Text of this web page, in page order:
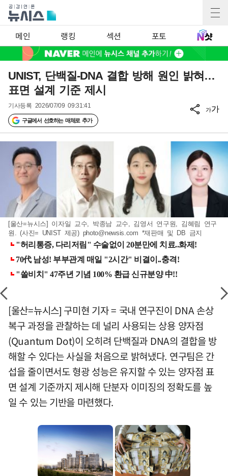
메인 랭킹 섹션 포토
UNIST, 단백질-DNA 결합 방해 원인 밝혀…
표면 설계 기준 제시
기사등록 2026/07/09 09:31:41
구글에서 선호하는 매체로 추가
가가
[울산=뉴시스] 이자일 교수, 박종남 교수, 김영서 연구원, 김혜림 연구
원. (사진= UNIST 제공) photo@newsis.com *재판매 및 DB 금지
[울산=뉴시스] 구미현 기자 = 국내 연구진이 DNA 손상
복구 과정을 관찰하는 데 널리 사용되는 상용 양자점
(Quantum Dot)이 오히려 단백질과 DNA의 결합을 방
해할 수 있다는 사실을 처음으로 밝혀냈다. 연구팀은 간
섭을 줄이면서도 형광 성능은 유지할 수 있는 양자점 표
면 설계 기준까지 제시해 단분자 이미징의 정확도를 높
일 수 있는 기반을 마련했다.